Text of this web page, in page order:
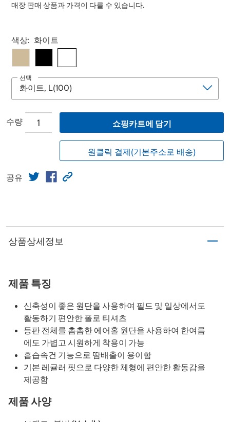
매장 판매 상품과 가격이 다를 수 있습니다.
Select product
색상: 화이트
선택
수량 쇼핑카트에 담기
원클릭 결제(기본주소로 배송)
공유
상품상세정보
제품 특징
신축성이 좋은 원단을 사용하여 필드 및 일상에서도
활동하기 편안한 폴로 티셔츠
등판 전체를 촘촘한 에어홀 원단을 사용하여 한여름
에도 가볍고 시원하게 착용이 가능
흡습속건 기능으로 땀배출이 용이함
기본 레귤러 핏으로 다양한 체형에 편안한 활동감을
제공함
제품 사양